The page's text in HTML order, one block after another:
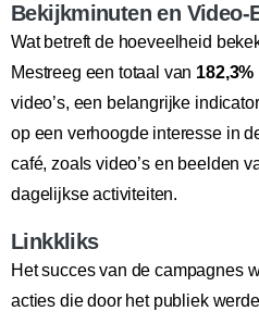
Bekijkminuten en Video-
Wat betreft de hoeveelheid
Mestreeg een totaal van 182,3%
video’s, een belangrijke
op een verhoogde interesse in
café, zoals video’s en beelden
dagelijkse activiteiten.
Linkkliks
Het succes van de campagnes
acties die door het publiek